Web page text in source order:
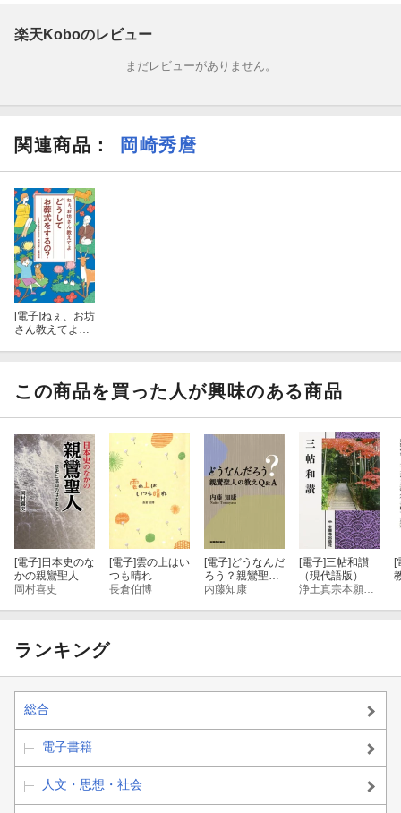
楽天Koboのレビュー
まだレビューがありません。
関連商品 ： 岡崎秀麿
[電子]ねぇ、お坊
さん教えてよ
この商品を買った人が興味のある商品
[電子] 日本史のな
かの親鸞聖人
岡村喜史
[電子]雲の上はい
つも晴れ
長倉伯博
[電子] どうなんだ
ろう？親鸞聖人
の教えＱ＆Ａ
内藤知康
[電子]三帖和讃
（現代語版）
浄土真宗本願寺派総合研究所
[
ランキング
総合
電子書籍
人文・思想・社会